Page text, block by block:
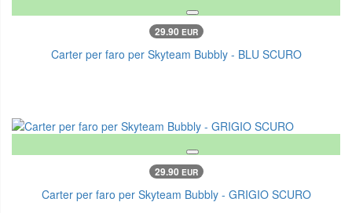
29.90 EUR
Carter per faro per Skyteam Bubbly - BLU SCURO
29.90 EUR
Carter per faro per Skyteam Bubbly - GRIGIO SCURO